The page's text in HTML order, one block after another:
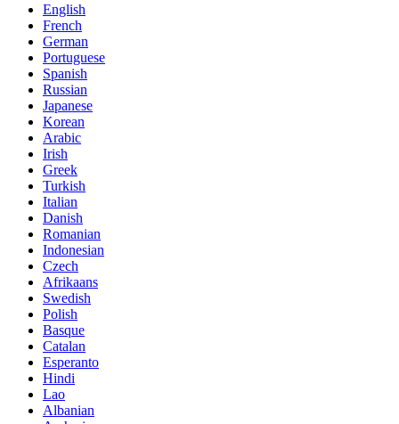
English
French
German
Portuguese
Spanish
Russian
Japanese
Korean
Arabic
Irish
Greek
Turkish
Italian
Danish
Romanian
Indonesian
Czech
Afrikaans
Swedish
Polish
Basque
Catalan
Esperanto
Hindi
Lao
Albanian